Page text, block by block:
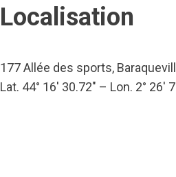
Localisation
177 Allée des sports,
Lat. 44° 16′ 30.72″ – Lon. 2° 26′